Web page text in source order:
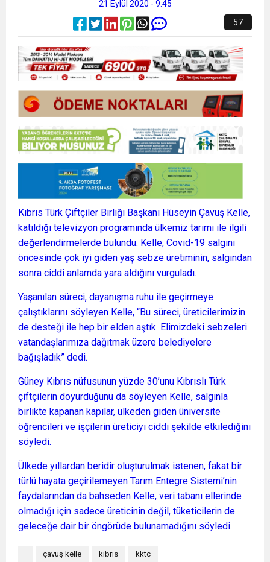
21 Eylül 2020 - 9:45
57
Kıbrıs Türk Çiftçiler Birliği Başkanı Hüseyin Çavuş Kelle,
katıldığı televizyon programında ülkemiz tarımı ile ilgili
değerlendirmelerde bulundu. Kelle, Covid-19 salgını
öncesinde çok iyi giden yaş sebze üretiminin, salgından
sonra ciddi anlamda yara aldığını vurguladı.
Yaşanılan süreci, dayanışma ruhu ile geçirmeye
çalıştıklarını söyleyen Kelle, “Bu süreci, üreticilerimizin
de desteği ile hep bir elden aştık. Elimizdeki sebzeleri
vatandaşlarımıza dağıtmak üzere belediyelere
bağışladık” dedi.
Güney Kıbrıs nüfusunun yüzde 30’unu Kıbrıslı Türk
çiftçilerin doyurduğunu da söyleyen Kelle, salgınla
birlikte kapanan kapılar, ülkeden giden üniversite
öğrencileri ve işçilerin üreticiyi ciddi şekilde etkilediğini
söyledi.
Ülkede yıllardan beridir oluşturulmak istenen, fakat bir
türlü hayata geçirilemeyen Tarım Entegre Sistemi’nin
faydalarından da bahseden Kelle, veri tabanı ellerinde
olmadığı için sadece üreticinin değil, tüketicilerin de
geleceğe dair bir öngörüde bulunamadığını söyledi.
çavuş kelle kıbrıs kktc